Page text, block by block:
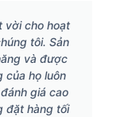
vời cho hoạt
tôi. Sản
và được
của họ luôn
giá cao
đặt hàng tối